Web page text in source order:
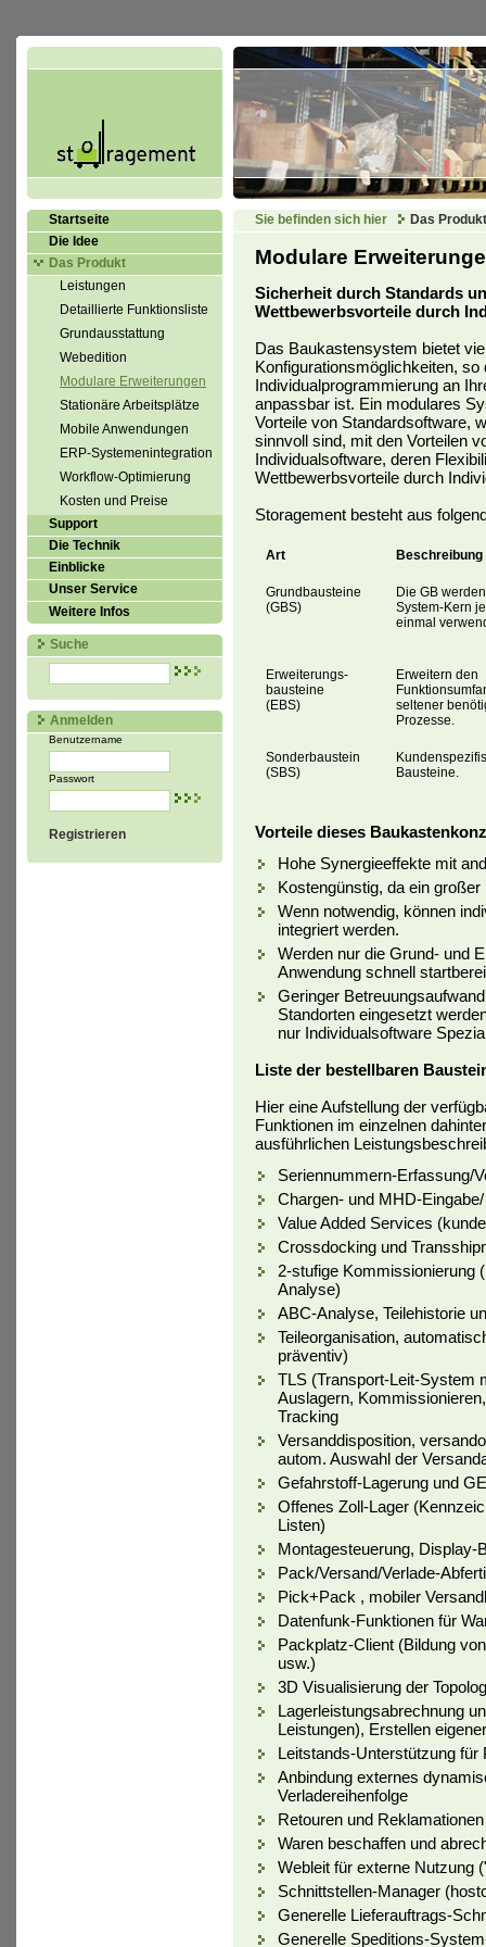
Startseite
Die Idee
Das Produkt
Leistungen
Detaillierte Funktionsliste
Grundausstattung
Webedition
Modulare Erweiterungen
Stationäre Arbeitsplätze
Mobile Anwendungen
ERP-Systemenintegration
Workflow-Optimierung
Kosten und Preise
Support
Die Technik
Einblicke
Unser Service
Weitere Infos
Suche
Anmelden
Benutzername
Passwort
Registrieren
Sie befinden sich hier Das Produkt
Modulare
Sicherheit durch Standards
Wettbewerbsvorteile durch
Das Baukastensystem bietet
Konfigurationsmöglichkeiten, so
Individualprogrammierung an
anpassbar ist. Ein modulares
Vorteile von Standardsoftware,
sinnvoll sind, mit den Vorteilen
Individualsoftware, deren
Wettbewerbsvorteile durch
Storagement besteht aus
Art Beschreibung
Grundbausteine
(GBS)
Die GB
System-Kern je
einmal
Erweiterungs-
bausteine
(EBS)
Erweitern den
seltener
Prozesse.
Sonderbaustein
(SBS)
Bausteine.
Vorteile dieses
Hohe Synergieeffekte mit
Kostengünstig, da ein
Wenn notwendig, können
integriert werden.
Werden nur die Grund- und
Anwendung schnell
Geringer
Standorten eingesetzt
nur Individualsoftware
Liste der bestellbaren
Hier eine Aufstellung der
Funktionen im einzelnen
ausführlichen
Seriennummern-Erfassung/
Chargen- und MHD-
Value Added Services
Crossdocking und
2-stufige Kommissionierung
Analyse)
ABC-Analyse, Teilehistorie
Teileorganisation,
präventiv)
TLS (Transport-Leit-System
Auslagern,
Tracking
Versanddisposition,
autom. Auswahl der
Gefahrstoff-Lagerung und
Offenes Zoll-Lager
Listen)
Montagesteuerung, Display-
Pack/Versand/Verlade-
Pick+Pack , mobiler
Datenfunk-Funktionen für
Packplatz-Client (Bildung
usw.)
3D Visualisierung der
Lagerleistungsabrechnung
Leistungen), Erstellen
Leitstands-Unterstützung für
Anbindung externes
Verladereihenfolge
Retouren und Reklamationen
Waren beschaffen und
Webleit für externe Nutzung
Schnittstellen-Manager
Generelle Lieferauftrags-
Generelle Speditions-